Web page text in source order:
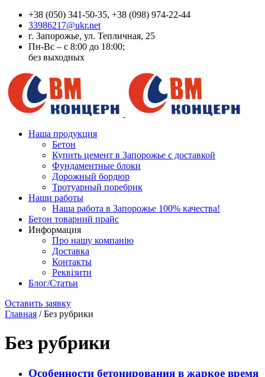
+38 (050) 341-50-35, +38 (098) 974-22-44
33986217@ukr.net
г. Запорожье, ул. Тепличная, 25
Пн-Вс – с 8:00 до 18:00;
без выходных
Наша продукция
Бетон
Купить цемент в Запорожье с доставкой
Фундаментные блоки
Дорожный бордюр
Тротуарный поребрик
Наши работы
Наша работа в Запорожье 100% качества!
Бетон товарний прайс
Информация
Про нашу компанію
Доставка
Контакты
Реквізити
Блог/Статьи
Оставить заявку
Главная /Без рубрики
Без рубрики
Особенности бетонирования в жаркое время